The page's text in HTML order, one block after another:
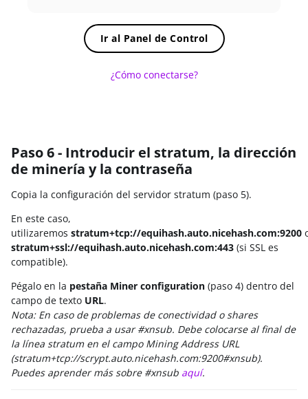
RANDOMXMONERO
OCTOPUS
VERUSHASH
KHEAVYHASH
NEXAPOW
ALEPHIUM
FISHHASH
Ir al Panel de Control
¿Cómo conectarse?
Paso 6 - Introducir el stratum, la dirección
de minería y la contraseña
Copia la configuración del servidor stratum (paso 5).
En este caso,
utilizaremos stratum+tcp://equihash.auto.nicehash.com:9200
stratum+ssl://equihash.auto.nicehash.com:443 (si SSL es
compatible).
Pégalo en la pestaña Miner configuration (paso 4) dentro del
campo de texto URL.
Nota: En caso de problemas de conectividad o shares
rechazadas, prueba a usar #xnsub. Debe colocarse al final de
la línea stratum en el campo Mining Address URL
(stratum+tcp://scrypt.auto.nicehash.com:9200#xnsub).
Puedes aprender más sobre #xnsub aquí.